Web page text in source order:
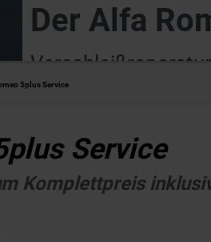
Der Alfa
5plus Service
Service
Komplettpreis